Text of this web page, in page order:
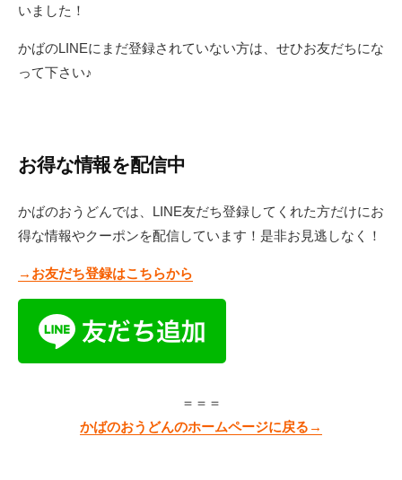
いました！
かばのLINEにまだ登録されていない方は、せひお友だちにな
って下さい♪
お得な情報を配信中
かばのおうどんでは、LINE友だち登録してくれた方だけにお
得な情報やクーポンを配信しています！是非お見逃しなく！
→お友だち登録はこちらから
＝＝＝
かばのおうどんのホームページに戻る→